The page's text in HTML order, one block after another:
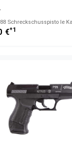
€*1